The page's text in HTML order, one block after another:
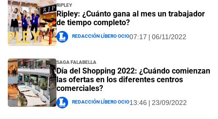
Ripley
Ripley: ¿Cuánto gana al mes un trabajador
de tiempo completo?
Redacción Líbero Ocio07:17 | 06/11/2022
Saga Falabella
Día del Shopping 2022: ¿Cuándo comienzan
las ofertas en los diferentes centros
comerciales?
Redacción Líbero Ocio13:46 | 23/09/2022